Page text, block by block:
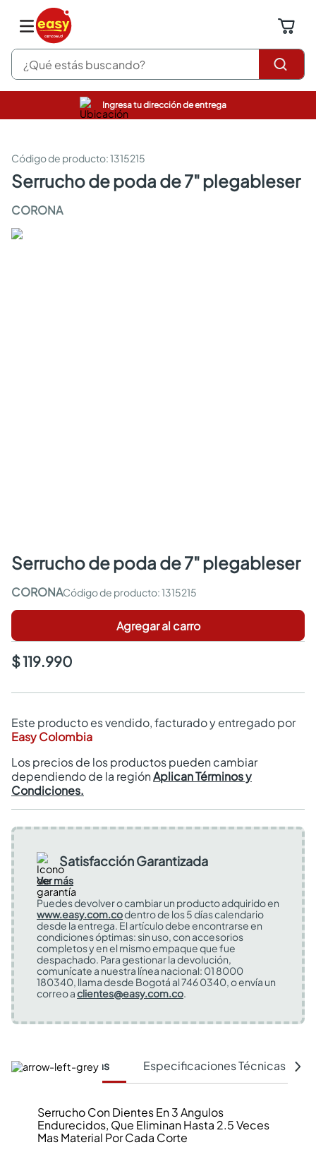
¿Qué estás buscando?
Ingresa tu dirección de entrega
:1315215
serrucho de poda de 7" plegableser
CORONA
serrucho de poda de 7" plegableser
CORONA :1315215
Agregar al carro
$ 119.990
Este producto es vendido, facturado y entregado por
Easy Colombia
Los precios de los productos pueden cambiar
dependiendo de la regiónAplican Términos y
Condiciones.
Satisfacción Garantizada
Ver más
Puedes devolver o cambiar un producto adquirido en
www.easy.com.codentro de los 5 días calendario
desde la entrega. El artículo debe encontrarse en
condiciones óptimas: sin uso, con accesorios
completos y en el mismo empaque que fue
despachado. Para gestionar la devolución,
comunícate a nuestra línea nacional: 01 8000
180340, llama desde Bogotá al 746 0340, o envía un
correo aclientes@easy.com.co.
Características Especificaciones Técnicas
Serrucho Con Dientes En 3 Angulos
Endurecidos, Que Eliminan Hasta 2.5 Veces
Mas Material Por Cada Corte
pinturas
sanitarios
comedor
pisos
comedores